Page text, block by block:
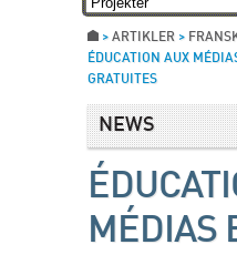
> ARTIKLER >
ÉDUCATION AUX
GRATUITES
NEWS
MÉDIAS